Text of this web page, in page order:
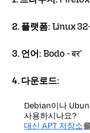
2. 플랫폼: Linux
3. 언어: Bodo - बर'
4. 다운로드:
Debian이나
사용하시나요?
대신 APT 저장소